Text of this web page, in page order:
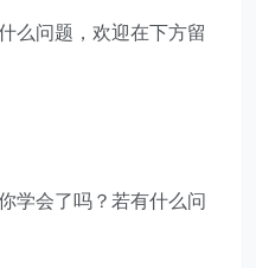
么问题，欢迎在下方留
学会了吗？若有什么问